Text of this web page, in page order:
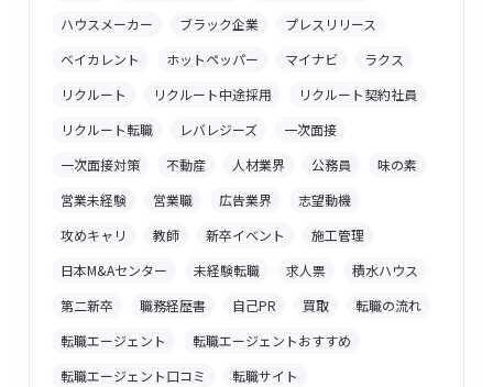
ハウスメーカー
ブラック企業
プレスリリース
ベイカレント
ホットペッパー マイナビ
ラクス
リクルート
リクルート中途採用
リクルート契約社員
リクルート転職
レバレジーズ
一次面接
一次面接対策
不動産 人材業界 公務員
味の素
営業未経験
営業職 広告業界
志望動機
攻めキャリ
教師 新卒イベント
施工管理
日本M&Aセンター
未経験転職 求人票
積水ハウス
第二新卒
職務経歴書 自己PR 買取
転職の流れ
転職エージェント
転職エージェントおすすめ
転職エージェント口コミ
転職サイト